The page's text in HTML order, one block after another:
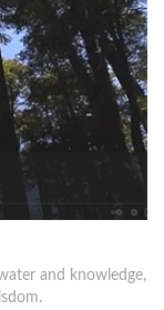
and knowledge,